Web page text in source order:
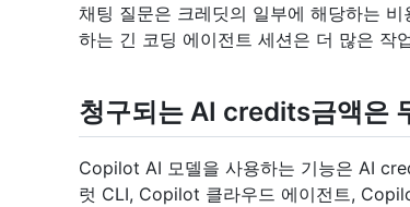
채팅 질문은 크레딧의 일부에 해당하는
하는 긴 코딩 에이전트 세션은 더 많은 작
청구되는 AI credits금액은
Copilot AI 모델을 사용하는 기능은 AI
럿 CLI, Copilot 클라우드 에이전트,